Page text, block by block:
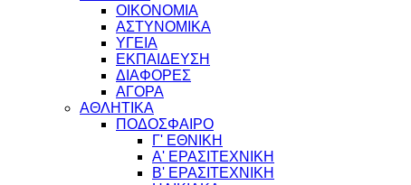
ΟΙΚΟΝΟΜΙΑ
ΑΣΤΥΝΟΜΙΚΑ
ΥΓΕΙΑ
ΕΚΠΑΙΔΕΥΣΗ
ΔΙΑΦΟΡΕΣ
ΑΓΟΡΑ
ΑΘΛΗΤΙΚΑ
ΠΟΔΟΣΦΑΙΡΟ
Γ' ΕΘΝΙΚΗ
Α' ΕΡΑΣΙΤΕΧΝΙΚΗ
Β' ΕΡΑΣΙΤΕΧΝΙΚΗ